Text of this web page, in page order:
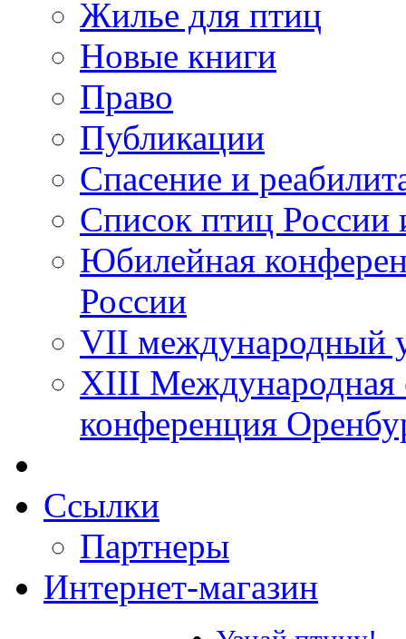
Жилье для птиц
Новые книги
Право
Публикации
Спасение и
Список птиц России
Юбилейная
России
VII международный
XIII Международная
конференция
Ссылки
Партнеры
Интернет-магазин